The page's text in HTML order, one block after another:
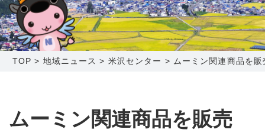
Q&A
センター情報
採用情報
山形県米沢市春日四丁目2-75
0238-24-2525
営業時間 9:00～18:00
福島県福島市御山字一本松17-1-
1
0120-173-577
営業時間 9:15～18:00
TOP > 地域ニュース > 米沢センター > ムーミン関連商品を販
ムーミン関連商品を販売